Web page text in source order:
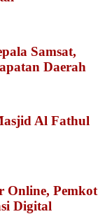
Samsat,
Daerah
Al Fathul
Online, Pemkot
Digital